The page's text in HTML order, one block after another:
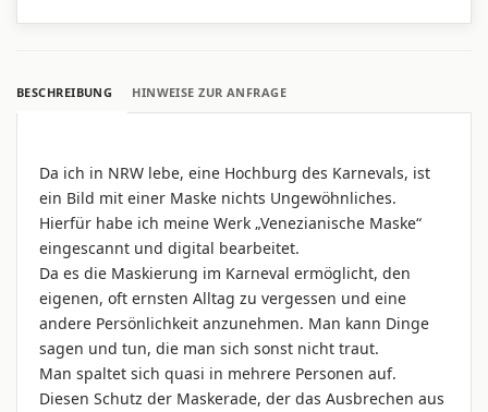
BESCHREIBUNG HINWEISE ZUR ANFRAGE
Da ich in NRW lebe, eine Hochburg des Karnevals, ist
ein Bild mit einer Maske nichts Ungewöhnliches.
Hierfür habe ich meine Werk „Venezianische Maske“
eingescannt und digital bearbeitet.
Da es die Maskierung im Karneval ermöglicht, den
eigenen, oft ernsten Alltag zu vergessen und eine
andere Persönlichkeit anzunehmen. Man kann Dinge
sagen und tun, die man sich sonst nicht traut.
Man spaltet sich quasi in mehrere Personen auf.
Diesen Schutz der Maskerade, der das Ausbrechen aus